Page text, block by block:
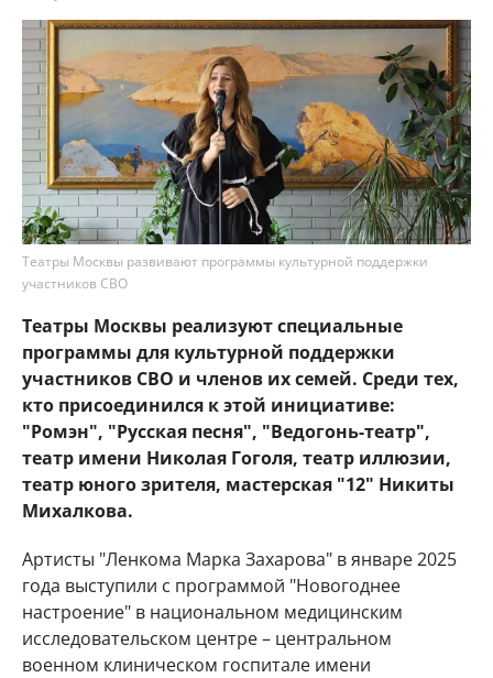
Театры Москвы развивают программы культурной поддержки
участников СВО
Театры Москвы реализуют специальные
программы для культурной поддержки
участников СВО и членов их семей. Среди тех,
кто присоединился к этой инициативе:
"Ромэн", "Русская песня", "Ведогонь-театр",
театр имени Николая Гоголя, театр иллюзии,
театр юного зрителя, мастерская "12" Никиты
Михалкова.
Артисты "Ленкома Марка Захарова" в январе 2025
года выступили с программой "Новогоднее
настроение" в национальном медицинским
исследовательском центре – центральном
военном клиническом госпитале имени